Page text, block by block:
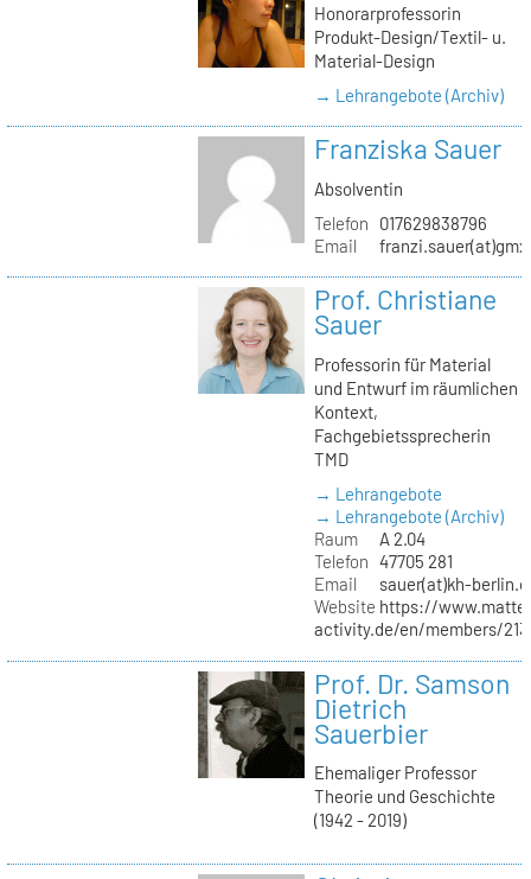
Honorarprofessorin
Produkt-Design/Textil- u.
Material-Design
→ Lehrangebote (Archiv)
Franziska Sauer
Absolventin
Telefon
017629838796
Email
Prof. Christiane
Sauer
Professorin für Material
und Entwurf im räumlichen
Kontext,
Fachgebietssprecherin
TMD
→ Lehrangebote
→ Lehrangebote (Archiv)
Raum
A 2.04
Telefon 47705 281
Email
sauer(at)kh-
Website https://
activity.de/en/members/
Prof. Dr. Samson
Dietrich
Sauerbier
Ehemaliger Professor
Theorie und Geschichte
(1942 - 2019)